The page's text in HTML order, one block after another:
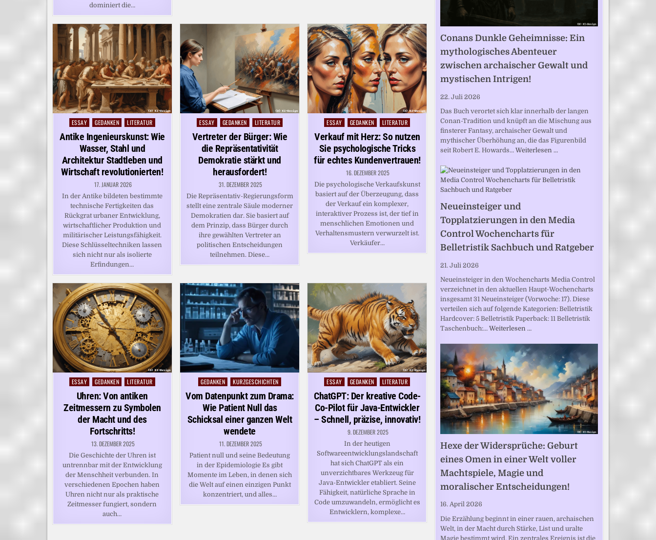
dominiert die…
Posted
in
ESSAY GEDANKEN LITERATUR
Antike Ingenieurskunst: Wie
Wasser, Stahl und
Architektur Stadtleben und
Wirtschaft revolutionierten!
17. JANUAR 2026
In der Antike bildeten bestimmte
technische Fertigkeiten das
Rückgrat urbaner Entwicklung,
wirtschaftlicher Produktion und
militärischer Leistungsfähigkeit.
Diese Schlüsseltechniken lassen
sich nicht nur als isolierte
Erfindungen…
Posted
in
ESSAY GEDANKEN LITERATUR
Vertreter der Bürger: Wie
die Repräsentativität
Demokratie stärkt und
herausfordert!
31. DEZEMBER 2025
Die Repräsentativ-Regierungsform
stellt eine zentrale Säule moderner
Demokratien dar. Sie basiert auf
dem Prinzip, dass Bürger durch
ihre gewählten Vertreter an
politischen Entscheidungen
teilnehmen. Diese…
Posted
in
ESSAY GEDANKEN LITERATUR
Verkauf mit Herz: So nutzen
Sie psychologische Tricks
für echtes Kundenvertrauen!
16. DEZEMBER 2025
Die psychologische Verkaufskunst
basiert auf der Überzeugung, dass
der Verkauf ein komplexer,
interaktiver Prozess ist, der tief in
menschlichen Emotionen und
Verhaltensmustern verwurzelt ist.
Verkäufer…
Posted
ESSAY GEDANKEN LITERATUR
Uhren: Von antiken
Zeitmessern zu Symbolen
der Macht und des
Fortschritts!
13. DEZEMBER 2025
Die Geschichte der Uhren ist
untrennbar mit der Entwicklung
der Menschheit verbunden. In
verschiedenen Epochen haben
Uhren nicht nur als praktische
Zeitmesser fungiert, sondern
auch…
Posted
GEDANKEN KURZGESCHICHTEN
Vom Datenpunkt zum Drama:
Wie Patient Null das
Schicksal einer ganzen Welt
wendete
11. DEZEMBER 2025
Patient null und seine Bedeutung
in der Epidemiologie Es gibt
Momente im Leben, in denen sich
die Welt auf einen einzigen Punkt
konzentriert, und alles…
Posted
in
ESSAY GEDANKEN LITERATUR
ChatGPT: Der kreative Code-
Co-Pilot für Java-Entwickler
– Schnell, präzise, innovativ!
9. DEZEMBER 2025
In der heutigen
Softwareentwicklungslandschaft
hat sich ChatGPT als ein
unverzichtbares Werkzeug für
Java-Entwickler etabliert. Seine
Fähigkeit, natürliche Sprache in
Code umzuwandeln, ermöglicht es
Entwicklern, komplexe…
Conans Dunkle Geheimnisse: Ein
mythologisches Abenteuer
zwischen archaischer Gewalt und
mystischen Intrigen!
22. Juli 2026
Das Buch verortet sich klar innerhalb der langen
Conan-Tradition und knüpft an die Mischung aus
finsterer Fantasy, archaischer Gewalt und
mythischer Überhöhung an, die das Figurenbild
seit Robert E. Howards… Weiterlesen …
Neueinsteiger und
Topplatzierungen in den Media
Control Wochencharts für
Belletristik Sachbuch und Ratgeber
21. Juli 2026
Neueinsteiger in den Wochencharts Media Control
verzeichnet in den aktuellen Haupt-Wochencharts
insgesamt 31 Neueinsteiger (Vorwoche: 17). Diese
verteilen sich auf folgende Kategorien: Belletristik
Hardcover: 5 Belletristik Paperback: 11 Belletristik
Taschenbuch:… Weiterlesen …
Hexe der Widersprüche: Geburt
eines Omen in einer Welt voller
Machtspiele, Magie und
moralischer Entscheidungen!
16. April 2026
Die Erzählung beginnt in einer rauen, archaischen
Welt, in der Macht durch Stärke, List und uralte
Magie bestimmt wird. Ein zentrales Ereignis ist die